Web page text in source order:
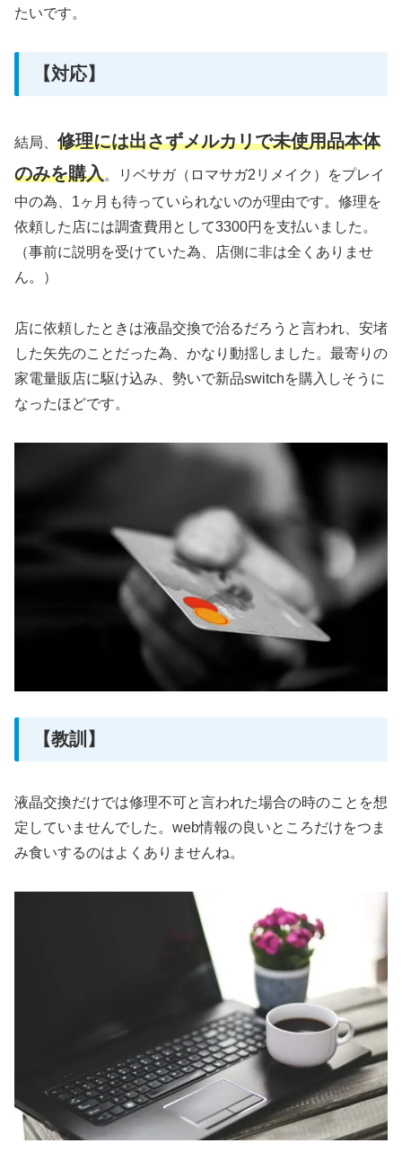
たいです。
【対応】
結局、 修理には出さずメルカリで未使用品本体
のみを購入。リベサガ（ロマサガ2リメイク）をプレイ
中の為、1ヶ月も待っていられないのが理由です。修理を
依頼した店には調査費用として3300円を支払いました。
（事前に説明を受けていた為、店側に非は全くありませ
ん。）
店に依頼したときは液晶交換で治るだろうと言われ、安堵
した矢先のことだった為、かなり動揺しました。最寄りの
家電量販店に駆け込み、勢いで新品switchを購入しそうに
なったほどです。
【教訓】
液晶交換だけでは修理不可と言われた場合の時のことを想
定していませんでした。web情報の良いところだけをつま
み食いするのはよくありませんね。